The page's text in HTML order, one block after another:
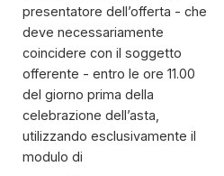
presentatore dell’offerta - che
deve necessariamente
coincidere con il soggetto
offerente - entro le ore 11.00
del giorno prima della
celebrazione dell’asta,
utilizzando esclusivamente il
modulo di